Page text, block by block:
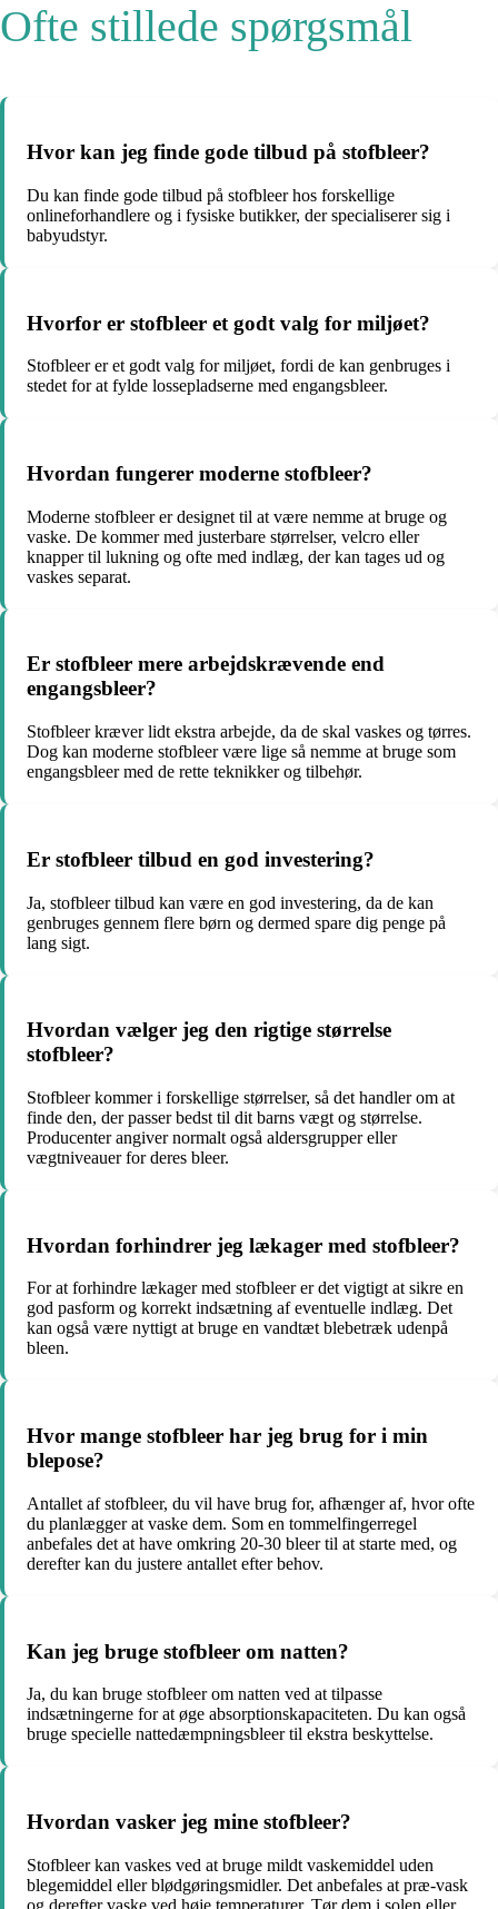
Ofte stillede spørgsmål
Hvor kan jeg finde gode tilbud på stofbleer?
Du kan finde gode tilbud på stofbleer hos forskellige
onlineforhandlere og i fysiske butikker, der specialiserer sig i
babyudstyr.
Hvorfor er stofbleer et godt valg for miljøet?
Stofbleer er et godt valg for miljøet, fordi de kan genbruges i
stedet for at fylde lossepladserne med engangsbleer.
Hvordan fungerer moderne stofbleer?
Moderne stofbleer er designet til at være nemme at bruge og
vaske. De kommer med justerbare størrelser, velcro eller
knapper til lukning og ofte med indlæg, der kan tages ud og
vaskes separat.
Er stofbleer mere arbejdskrævende end
engangsbleer?
Stofbleer kræver lidt ekstra arbejde, da de skal vaskes og tørres.
Dog kan moderne stofbleer være lige så nemme at bruge som
engangsbleer med de rette teknikker og tilbehør.
Er stofbleer tilbud en god investering?
Ja, stofbleer tilbud kan være en god investering, da de kan
genbruges gennem flere børn og dermed spare dig penge på
lang sigt.
Hvordan vælger jeg den rigtige størrelse
stofbleer?
Stofbleer kommer i forskellige størrelser, så det handler om at
finde den, der passer bedst til dit barns vægt og størrelse.
Producenter angiver normalt også aldersgrupper eller
vægtniveauer for deres bleer.
Hvordan forhindrer jeg lækager med stofbleer?
For at forhindre lækager med stofbleer er det vigtigt at sikre en
god pasform og korrekt indsætning af eventuelle indlæg. Det
kan også være nyttigt at bruge en vandtæt blebetræk udenpå
bleen.
Hvor mange stofbleer har jeg brug for i min
blepose?
Antallet af stofbleer, du vil have brug for, afhænger af, hvor ofte
du planlægger at vaske dem. Som en tommelfingerregel
anbefales det at have omkring 20-30 bleer til at starte med, og
derefter kan du justere antallet efter behov.
Kan jeg bruge stofbleer om natten?
Ja, du kan bruge stofbleer om natten ved at tilpasse
indsætningerne for at øge absorptionskapaciteten. Du kan også
bruge specielle nattedæmpningsbleer til ekstra beskyttelse.
Hvordan vasker jeg mine stofbleer?
Stofbleer kan vaskes ved at bruge mildt vaskemiddel uden
blegemiddel eller blødgøringsmidler. Det anbefales at præ-vask
og derefter vaske ved høje temperaturer. Tør dem i solen eller